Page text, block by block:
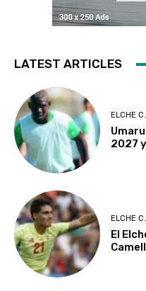
LATEST ARTICLES
ELCHE
2027
ELCHE
El